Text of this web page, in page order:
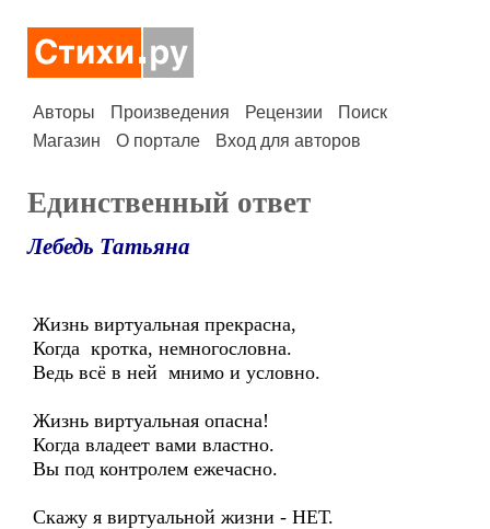
Авторы Произведения Рецензии
Поиск
Магазин
О портале Вход для авторов
Единственный ответ
Лебедь Татьяна
Жизнь виртуальная прекрасна,
Когда кротка, немногословна.
Ведь всё в ней мнимо и условно.
Жизнь виртуальная опасна!
Когда владеет вами властно.
Вы под контролем ежечасно.
Скажу я виртуальной жизни - НЕТ.